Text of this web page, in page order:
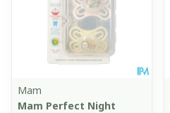
Mam
Mam Perfect Night